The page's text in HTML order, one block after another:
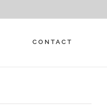
CONTACT